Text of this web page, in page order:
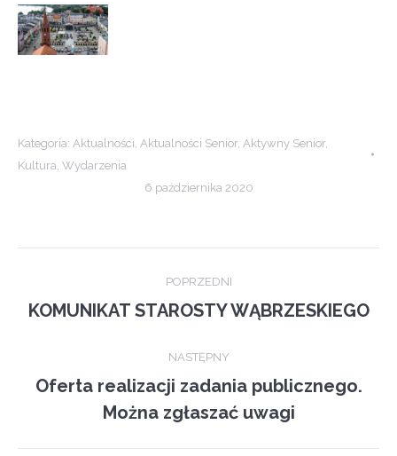
Kategoria: Aktualności, Aktualności Senior, Aktywny Senior,
Kultura, Wydarzenia
6 października 2020
navigation
POPRZEDNI
Previous
KOMUNIKAT STAROSTY WĄBRZESKIEGO
NASTĘPNY
post:
Oferta realizacji zadania publicznego.
Można zgłaszać uwagi